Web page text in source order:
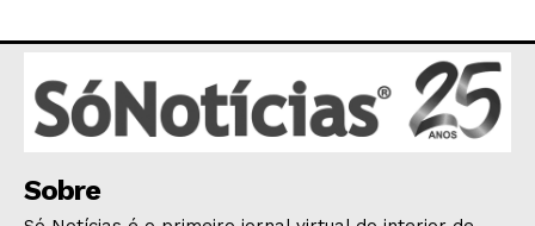
HOME
POLÍCIA
Sobre